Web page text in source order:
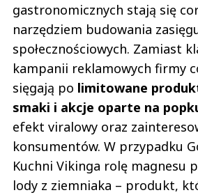
gastronomicznych stają się
narzędziem budowania
społecznościowych. Zamiast
kampanii reklamowych firmy
sięgają po limitowane
smaki i akcje oparte na
efekt viralowy oraz
konsumentów. W przypadku
Kuchni Vikinga rolę magnesu
lody z ziemniaka – produkt,